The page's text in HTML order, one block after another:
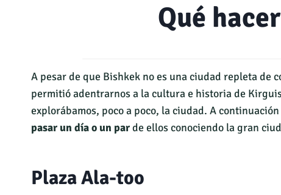
Qué
A pesar de que Bishkek no es una ciudad repleta de
permitió adentrarnos a la cultura e historia de
explorábamos, poco a poco, la ciudad. A
pasar un día o un parde ellos conociendo la gran
Plaza Ala-too